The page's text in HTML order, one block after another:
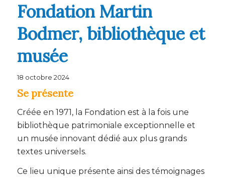
Fondation Martin
Bodmer, bibliothèque et
musée
18 octobre 2024
Se présente
Créée en 1971, la Fondation est à la fois une
bibliothèque patrimoniale exceptionnelle et
un musée innovant dédié aux plus grands
textes universels.
Ce lieu unique présente ainsi des témoignages